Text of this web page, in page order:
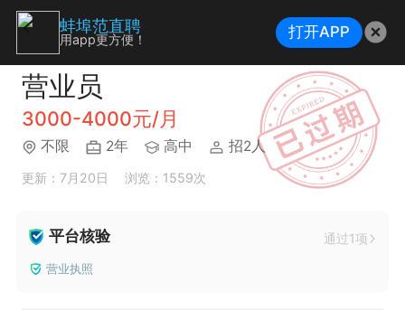
营业员
3000-4000元/月
不限 2年 高中 招2人
更新：7月20日 浏览：1559次
平台核验 通过1项
营业执照
蚌埠范直聘
用app更方便！ 打开APP